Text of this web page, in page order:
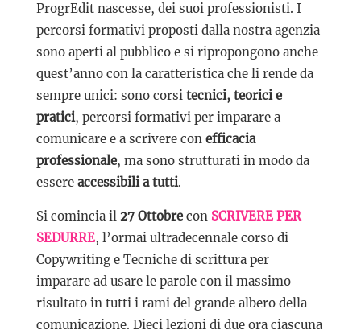
ProgrEdit nascesse, dei suoi professionisti. I
percorsi formativi proposti dalla nostra agenzia
sono aperti al pubblico e si ripropongono anche
quest’anno con la caratteristica che li rende da
sempre unici: sono corsi tecnici, teorici e
pratici, percorsi formativi per imparare a
comunicare e a scrivere con efficacia
professionale, ma sono strutturati in modo da
essere accessibili a tutti.
Si comincia il 27 Ottobrecon SCRIVERE PER
SEDURRE, l’ormai ultradecennale corso di
Copywriting e Tecniche di scrittura per
imparare ad usare le parole con il massimo
risultato in tutti i rami del grande albero della
comunicazione. Dieci lezioni di due ora ciascuna